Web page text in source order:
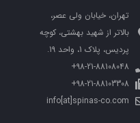
تهران، خیابان ولی عصر،
بالاتر از شهید بهشتی، کوچه
پردیس، پلاک 1، واحد 19.
98-21-88108048+
98-21-88103308+
info[at]spinas-co.com